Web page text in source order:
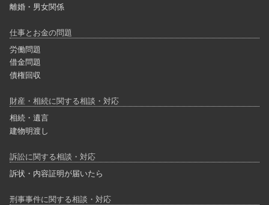
離婚・男女関係
仕事とお金の問題
労働問題
借金問題
債権回収
財産・相続に関する相談・対応
相続・遺言
建物明渡し
訴訟に関する相談・対応
訴状・内容証明が届いたら
刑事事件に関する相談・対応